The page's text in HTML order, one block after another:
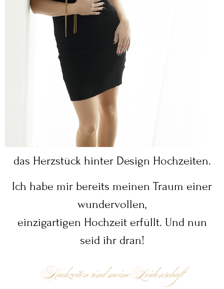
das Herzstück hinter Design Hochzeiten.
Ich habe mir bereits meinen Traum einer
wundervollen,
einzigartigen Hochzeit erfüllt. Und nun
seid ihr dran!
Hochzeiten sind meine Leidenschaft